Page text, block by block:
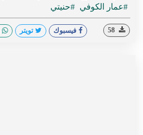
#عمار الكوفي #حنيتي
فيسبوك تويتر